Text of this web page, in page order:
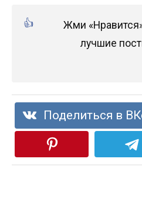
Жми
лучшие
Поделиться в